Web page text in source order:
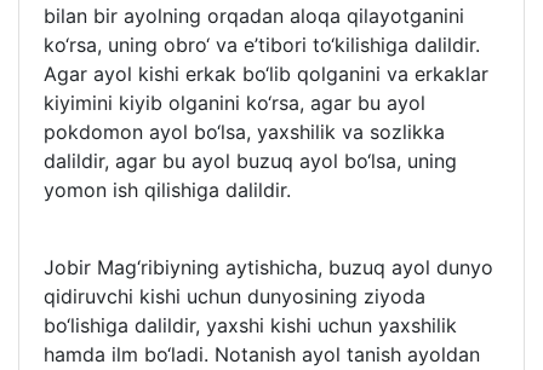
bilan bir ayolning orqadan aloqa qilayotganini
ko‘rsa, uning obro‘ va e’tibori to‘kilishiga dalildir.
Agar ayol kishi erkak bo‘lib qolganini va erkaklar
kiyimini kiyib olganini ko‘rsa, agar bu ayol
pokdomon ayol bo‘lsa, yaxshilik va sozlikka
dalildir, agar bu ayol buzuq ayol bo‘lsa, uning
yomon ish qilishiga dalildir.
Jobir Mag‘ribiyning aytishicha, buzuq ayol dunyo
qidiruvchi kishi uchun dunyosining ziyoda
bo‘lishiga dalildir, yaxshi kishi uchun yaxshilik
hamda ilm bo‘ladi. Notanish ayol tanish ayoldan